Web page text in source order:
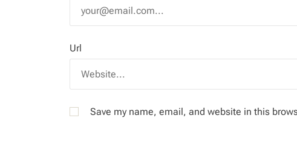
Url
Save my name, email, and website in this